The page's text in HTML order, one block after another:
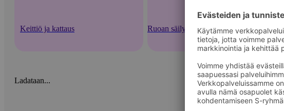
Keittiö ja kattaus Ruoan säilytysastiat ja -välineet
Ladataan...